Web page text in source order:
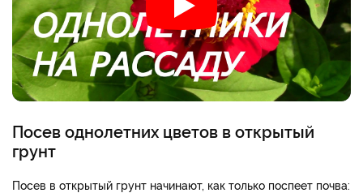
Посев однолетних цветов в открытый
грунт
Посев в открытый грунт начинают, как только поспеет почва: